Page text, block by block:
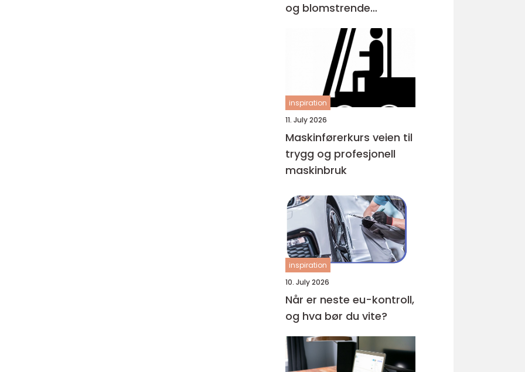
og blomstrende
inspiration
11. July 2026
Maskinførerkurs veien til
trygg og profesjonell
maskinbruk
inspiration
10. July 2026
Når er neste eu-kontroll,
og hva bør du vite?